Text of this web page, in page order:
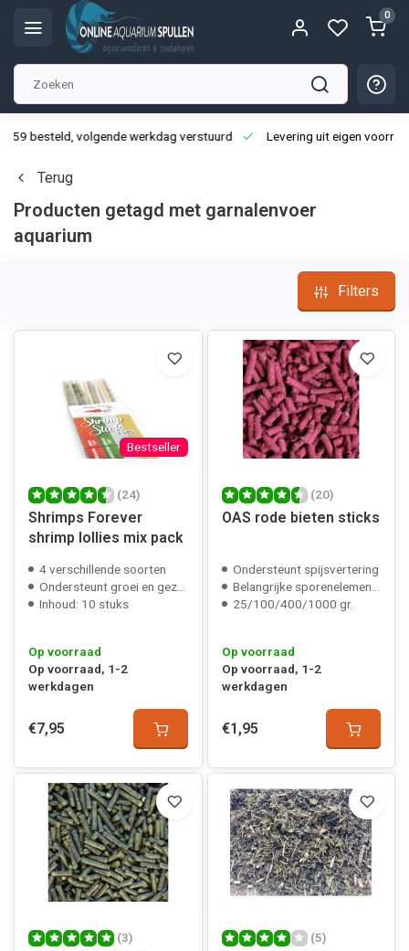
0
besteld, volgende werkdag verstuurd Levering uit eigen
Terug
Producten getagd met garnalenvoer
aquarium
Filters
Bestseller
(24)
Shrimps Forever
shrimp lollies mix pack
4 verschillende soorten
Ondersteunt groei en gezondheid
Inhoud: 10 stuks
Op voorraad
Op voorraad, 1-2
werkdagen
€7,95
(20)
OAS rode bieten sticks
Ondersteunt spijsvertering
Belangrijke sporenelementen
25/100/400/1000 gr.
Op voorraad
Op voorraad, 1-2
werkdagen
€1,95
(3) (5)